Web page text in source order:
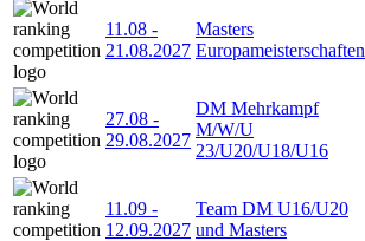
11.08 -
21.08.2027
Masters
Europameisterschaften
27.08 -
29.08.2027
DM Mehrkampf
M/W/U
23/U20/U18/U16
11.09 -
12.09.2027
Team DM U16/U20
und Masters